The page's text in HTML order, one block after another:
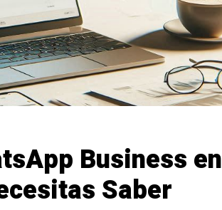
Business en
Saber